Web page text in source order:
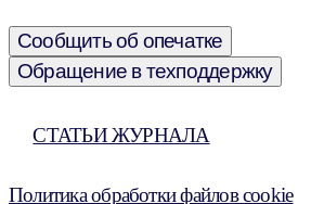
Сообщить об опечатке
Обращение в техподдержку
СТАТЬИ ЖУРНАЛА
Политика обработки файлов cookie